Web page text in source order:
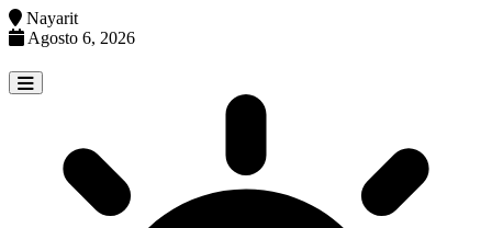
Nayarit
Agosto 6, 2026
to
content